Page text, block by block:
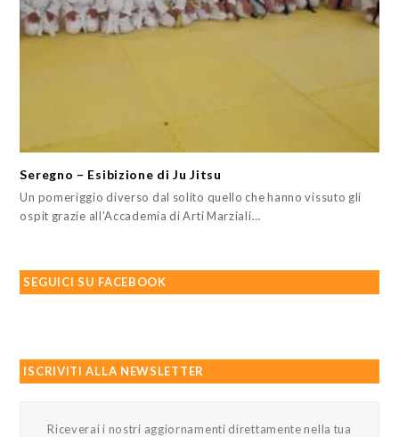
Seregno – Esibizione di Ju Jitsu
Un pomeriggio diverso dal solito quello che hanno vissuto gli
ospit grazie all'Accademia di Arti Marziali…
SEGUICI SU FACEBOOK
ISCRIVITI ALLA NEWSLETTER
Riceverai i nostri aggiornamenti direttamente nella tua